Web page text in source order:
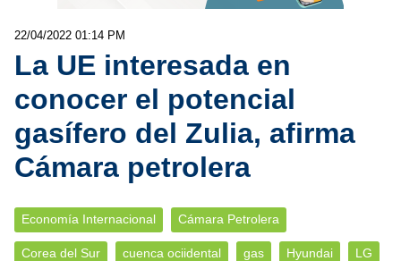
22/04/2022 01:14 PM
La UE interesada en
conocer el potencial
gasífero del Zulia, afirma
Cámara petrolera
Economía Internacional Cámara Petrolera
Corea del Sur cuenca ociidental gas Hyundai LG